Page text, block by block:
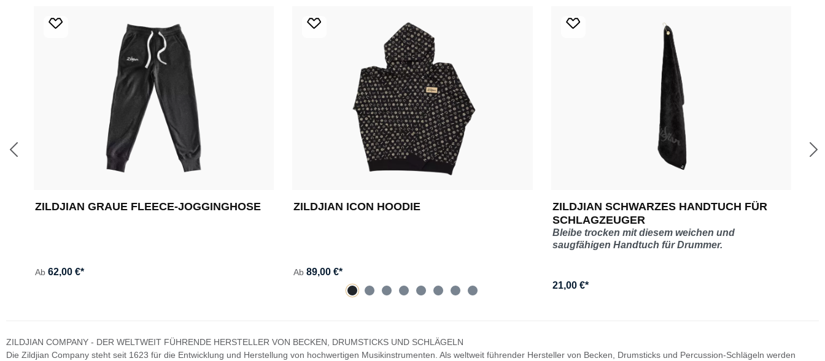
ZILDJIAN GRAUE FLEECE-JOGGINGHOSE
Ab 62,00 €*
ZILDJIAN ICON HOODIE
Ab89,00 €*
ZILDJIAN SCHWARZES HANDTUCH FÜR
SCHLAGZEUGER
Bleibe trocken mit diesem weichen und
saugfähigen Handtuch für Drummer.
21,00 €*
ZILDJIAN COMPANY - DER WELTWEIT FÜHRENDE HERSTELLER VON BECKEN, DRUMSTICKS UND SCHLÄGELN
Die Zildjian Company steht seit 1623 für die Entwicklung und Herstellung von hochwertigen Musikinstrumenten. Als weltweit führender Hersteller von Becken, Drumsticks und Percussion-Schlägeln werden